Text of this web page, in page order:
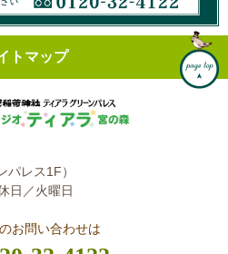
トマップ
パレス1F）
日／火曜日
お問い合わせは